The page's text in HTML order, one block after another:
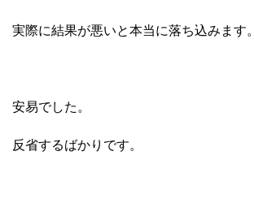
実際に結果が悪いと本当に落ち込みます。
安易でした。
反省するばかりです。